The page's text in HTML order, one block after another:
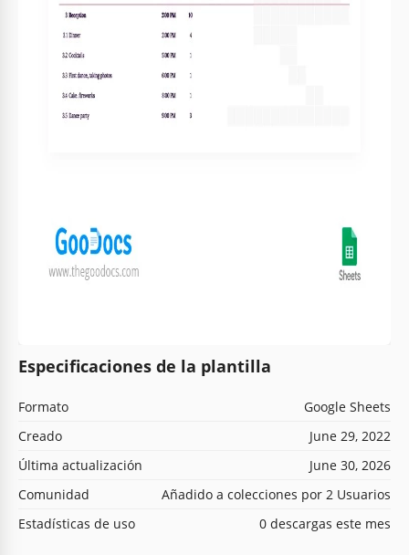
Especificaciones de la plantilla
Formato
Google Sheets
Creado
June 29, 2022
Última actualización
June 30, 2026
Comunidad
Añadido a colecciones por 2 Usuarios
Estadísticas de uso
0 descargas este mes